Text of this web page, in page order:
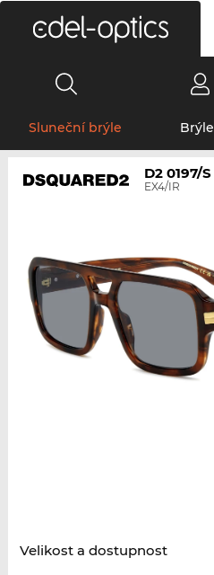
Sluneční brýle Brýle
D2 0197/S
EX4/IR
Velikost a dostupnost